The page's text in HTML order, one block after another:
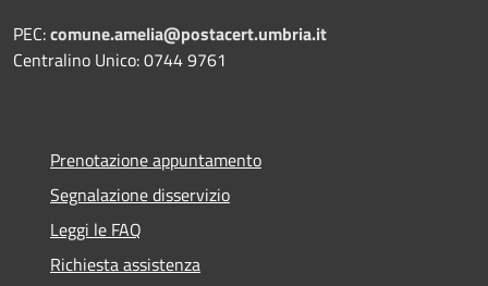
PEC:comune.amelia@postacert.umbria.it
Centralino Unico: 0744 9761
Prenotazione appuntamento
Segnalazione disservizio
Leggi le FAQ
Richiesta assistenza